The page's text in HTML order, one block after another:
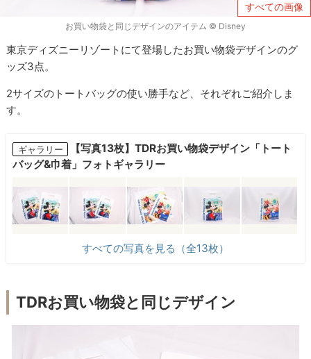
すべての画像
お買い物袋と同じデザインのアイテム © Disney
東京ディズニーリゾートにて登場したお買い物袋デザインのグ
ッズ3点。
2サイズのトートバッグの使い勝手など、それぞれご紹介しま
す。
ギャラリー
【写真13枚】TDRお買い物袋デザイン「トート
バッグ&巾着」フォトギャラリー
すべての写真を見る（全13枚）
TDRお買い物袋と同じデザイン